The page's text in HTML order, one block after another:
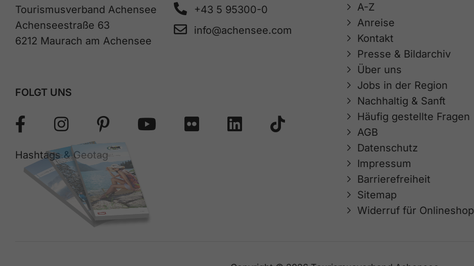
Tourismusverband Achensee
Achenseestraße 63
6212 Maurach am Achensee
+43 5 95300-0
info@achensee.com
FOLGT UNS
Hashtags & Geotag
A-Z
Anreise
Kontakt
Presse & Bildarchiv
Über uns
Jobs in der Region
Nachhaltig & Sanft
Häufig gestellte Fragen
AGB
Datenschutz
Impressum
Barrierefreiheit
Sitemap
Widerruf für Onlineshop